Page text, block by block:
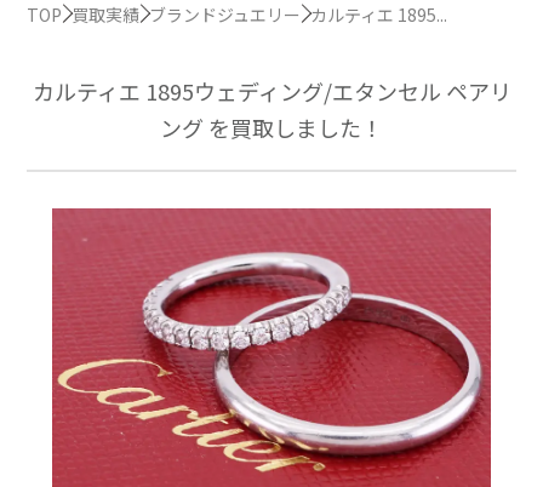
TOP 買取実績 ブランドジュエリー カルティエ 1895...
カルティエ 1895ウェディング/エタンセル ペアリ
ング を買取しました！